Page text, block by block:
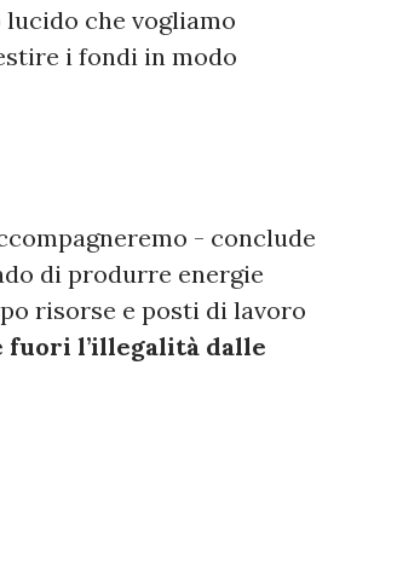
lucido che vogliamo
i fondi in modo
- conclude
di produrre energie
risorse e posti di lavoro
fuori l’illegalità dalle